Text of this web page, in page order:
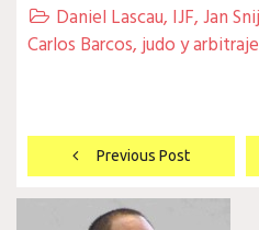
 Daniel Lascau, IJF,Jan
Carlos Barcos,judo y arbitraje
Navegación
de
entradas
Previous Post